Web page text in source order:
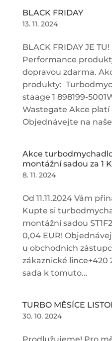
BLACK FRIDAY
13. 11. 2024
BLACK FRIDAY JE
Performance
dopravou zdarma.
produkty:
staage 1 898199-
Wastegate Akce platí
Objednávejte na
Akce
montážní sadou za 1
8. 11. 2024
Od 11.11.2024 Vám
Kupte si
montážní sadou
0,04 EUR!
u obchodních
zákaznické lince+420
sada k tomuto...
TURBO MĚSÍCE
30. 10. 2024